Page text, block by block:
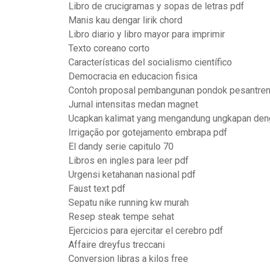
Libro de crucigramas y sopas de letras pdf
Manis kau dengar lirik chord
Libro diario y libro mayor para imprimir
Texto coreano corto
Características del socialismo científico
Democracia en educacion fisica
Contoh proposal pembangunan pondok
Jurnal intensitas medan magnet
Ucapkan kalimat yang mengandung ungkapan
Irrigação por gotejamento embrapa pdf
El dandy serie capitulo 70
Libros en ingles para leer pdf
Urgensi ketahanan nasional pdf
Faust text pdf
Sepatu nike running kw murah
Resep steak tempe sehat
Ejercicios para ejercitar el cerebro pdf
Affaire dreyfus treccani
Conversion libras a kilos free